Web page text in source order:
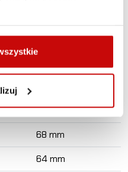
70 W
284 mm
68 mm
64 mm